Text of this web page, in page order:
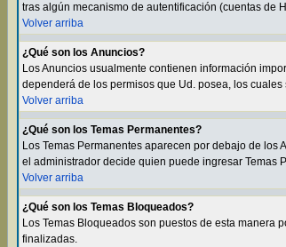
tras algún mecanismo de autentificación (cuentas de
Volver arriba
¿Qué son los Anuncios?
Los Anuncios usualmente contienen información
dependerá de los permisos que Ud. posea, los
Volver arriba
¿Qué son los Temas Permanentes?
Los Temas Permanentes aparecen por debajo de
el administrador decide quien puede ingresar Temas
Volver arriba
¿Qué son los Temas Bloqueados?
Los Temas Bloqueados son puestos de esta manera
finalizadas.